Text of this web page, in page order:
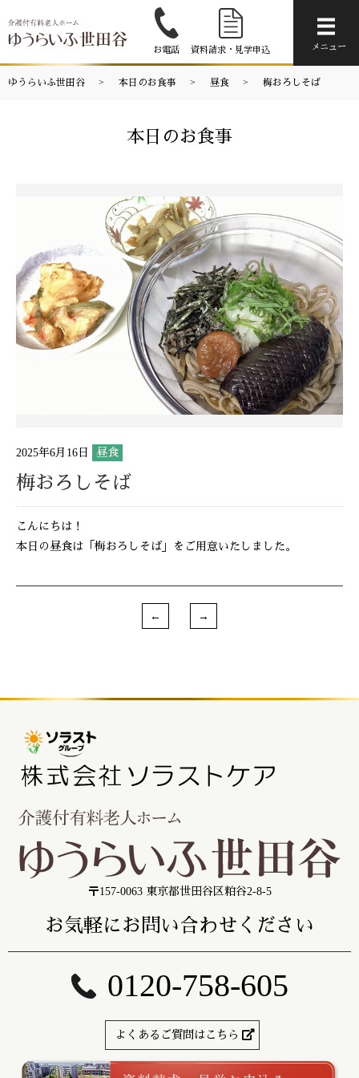
お電話 資料請求・見学申込 メニュー
ゆうらいふ世田谷 本日のお食事 昼食 梅おろしそば
本日のお食事
2025年6月16日 昼食
梅おろしそば
こんにちは！
本日の昼食は「梅おろしそば」をご用意いたしました。
〒157-0063 東京都世田谷区粕谷2-8-5
お気軽にお問い合わせください
0120-758-605
よくあるご質問はこちら